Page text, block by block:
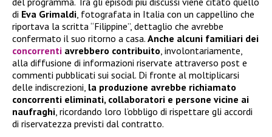
di Eva Grimaldi , fotografata in Italia con un cappellino che
riportava la scritta “Filippine”, dettaglio che avrebbe
confermato il suo ritorno a casa. Anche alcuni familiari dei
concorrenti avrebbero contribuito , involontariamente,
alla diffusione di informazioni riservate attraverso post e
commenti pubblicati sui social. Di fronte al moltiplicarsi
delle indiscrezioni, la produzione avrebbe richiamato
concorrenti eliminati, collaboratori e persone vicine ai
naufraghi , ricordando loro l’obbligo di rispettare gli accordi
di riservatezza previsti dal contratto.